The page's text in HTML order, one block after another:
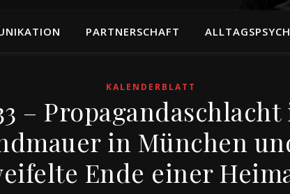
PARTNERSCHAFT
KALENDERBLATT
–
in München
Ende einer